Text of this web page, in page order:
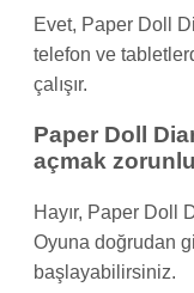
Evet, Paper Doll
telefon ve
çalışır.
Paper Doll
açmak
Hayır, Paper Doll
Oyuna doğrudan
başlayabilirsiniz.